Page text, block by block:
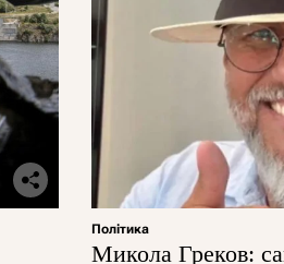
Політика
Микола Греков: